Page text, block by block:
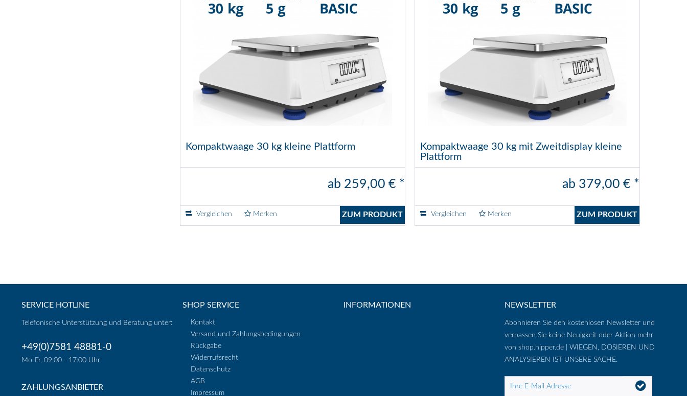
Kompaktwaage 30 kg kleine Plattform
ab 259,00 € *
ZUM PRODUKT
Vergleichen Merken
Kompaktwaage 30 kg mit Zweitdisplay kleine
Plattform
ab 379,00 € *
ZUM PRODUKT
Vergleichen Merken
SERVICE HOTLINE
Telefonische Unterstützung und Beratung unter:
+49(0)7581 48881-0
Mo-Fr, 09:00 - 17:00 Uhr
ZAHLUNGSANBIETER
SHOP SERVICE
Kontakt
Versand und Zahlungsbedingungen
Rückgabe
Widerrufsrecht
Datenschutz
AGB
Impressum
INFORMATIONEN NEWSLETTER
Abonnieren Sie den kostenlosen Newsletter und
verpassen Sie keine Neuigkeit oder Aktion mehr
von shop.hipper.de | WIEGEN, DOSIEREN UND
ANALYSIEREN IST UNSERE SACHE.